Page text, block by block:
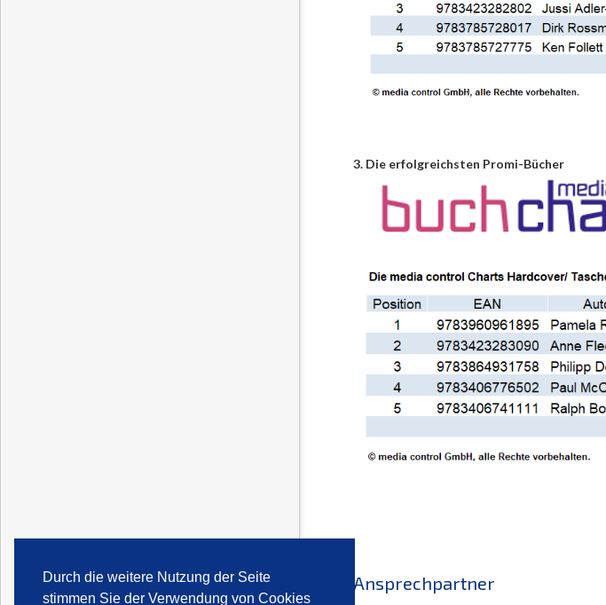
Durch die weitere Nutzung der Seite
stimmen Sie der Verwendung von Cookies
3. Die erfolgreichsten Promi-Bücher
Ansprechpartner